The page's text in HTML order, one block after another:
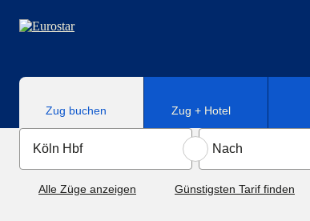
Zug buchen Zug + Hotel
Alle Züge anzeigen Günstigsten Tarif finden